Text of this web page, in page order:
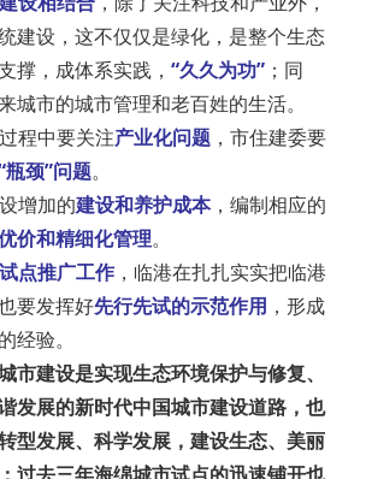
建设，这不仅仅是绿化，是整个生态
撑，成体系实践， “久久为功” ；同
城市的城市管理和老百姓的生活。
程中要关注产业化问题 ，市住建委要
颈”问题。
增加的建设和养护成本，编制相应的
价和精细化管理。
点推广工作 ，临港在扎扎实实把临港
要发挥好先行先试的示范作用 ，形成
经验。
市建设是实现生态环境保护与修复、
发展的新时代中国城市建设道路，也
型发展、科学发展，建设生态、美丽